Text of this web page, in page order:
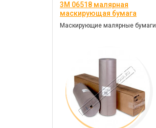
3M 06518 малярная
маскирующая бумага
Маскирующие малярные бумаги